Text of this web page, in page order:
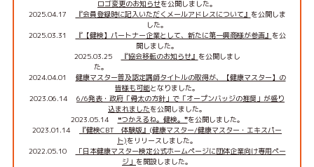
ロゴ変更のお知らせを公開しました。
2025.04.17
『会員登録時に記入いただくメールアドレスについて』 を公開しま
した。
2025.03.31
『【健検】パートナー企業として、新たに第一興商様が参画』 を公
開しました。
2025.03.25
『協会移転のお知らせ』 を公開しまし
た。
2024.04.01 健康マスター普及認定講師タイトルの取得が、【健康マスター】の
皆様も可能となりました。
2023.06.14 6/6発表・政府「骨太の方針」で「オープンバッジの推奨」が盛り
込まれましたを公開しました。
2023.05.14 ❝つかえるね。健検。❞を公開しました。
2023.01.14
『健検CBT 体験版』(健康マスター/健康マスター・エキスパー
ト)をリリースしました。
2022.05.10
「日本健康マスター検定公式ホームページに団体企業向け専用ペー
ジ」 を開設しました。